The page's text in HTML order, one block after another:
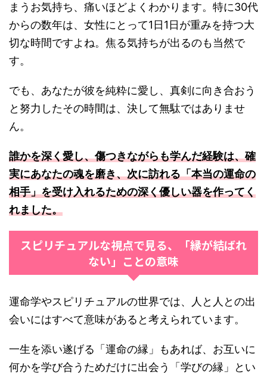
まうお気持ち、痛いほどよくわかります。特に30代
からの数年は、女性にとって1日1日が重みを持つ大
切な時間ですよね。焦る気持ちが出るのも当然で
す。
でも、あなたが彼を純粋に愛し、真剣に向き合おう
と努力したその時間は、決して無駄ではありませ
ん。
誰かを深く愛し、傷つきながらも学んだ経験は、確
実にあなたの魂を磨き、次に訪れる「本当の運命の
相手」を受け入れるための深く優しい器を作ってく
れました。
スピリチュアルな視点で見る、「縁が結ばれ
ない」ことの意味
運命学やスピリチュアルの世界では、人と人との出
会いにはすべて意味があると考えられています。
一生を添い遂げる「運命の縁」もあれば、お互いに
何かを学び合うためだけに出会う「学びの縁」とい